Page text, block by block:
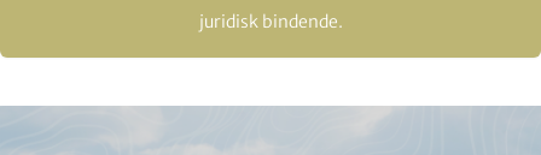
juridisk bindende.